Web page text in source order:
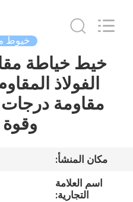
منتجات
فيديو
Materials
خيوط
خيط خياطة
مقاومة درجات
وقوة
مكان المنشأ:
اسم العلامة
التجارية: